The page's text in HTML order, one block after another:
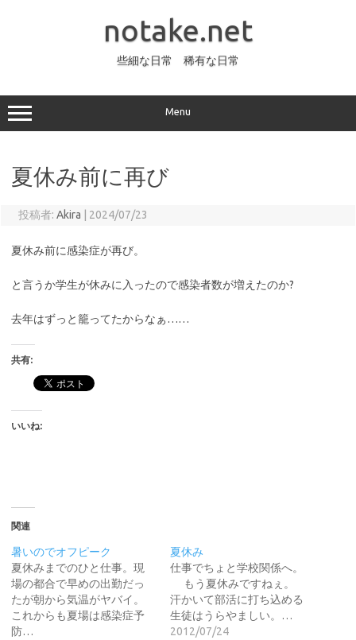
ッ
プ
notake.net
些細な日常 稀有な日常
Menu
夏休み前に再び
投稿者: Akira 2024/07/23
夏休み前に感染症が再び。
と言うか学生が休みに入ったので感染者数が増えたのか?
去年はずっと籠ってたからなぁ……
共有:
いいね:
関連
暑いのでオフピーク
夏休みまでのひと仕事。現
場の都合で早めの出勤だっ
たが朝から気温がヤバイ。
これからも夏場は感染症予
防…
夏休み
仕事でちょと学校関係へ。
もう夏休みですねぇ。
汗かいて部活に打ち込める
生徒はうらやましい。…
2012/07/24